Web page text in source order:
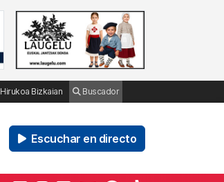
Hirukoa Bizkaian Buscador
Escuchar en directo